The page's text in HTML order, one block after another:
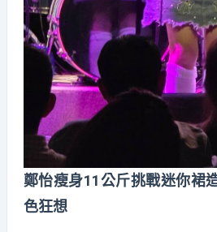
鄭怡瘦身11公斤挑戰迷你
色狂想